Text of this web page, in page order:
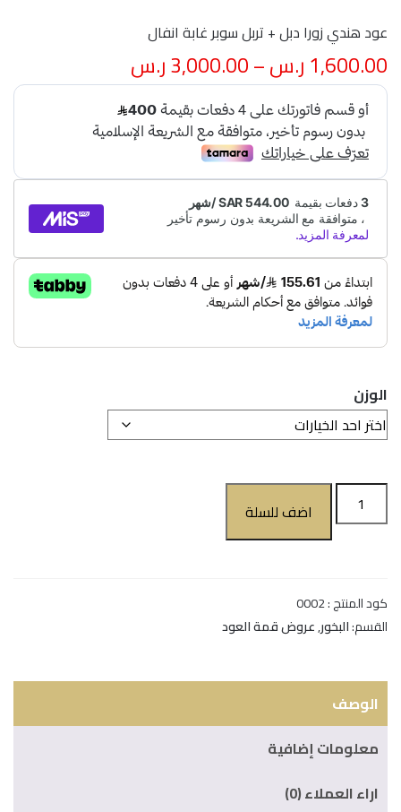
عود هندي زورا دبل + تربل سوبر غابة انفال
1,600.00ر.س–
3,000.00ر.س
الوزن
اضف للسلة
كود المنتج :0002
القسم:البخور,عروض قمة العود
الوصف
معلومات إضافية
اراء العملاء (0)